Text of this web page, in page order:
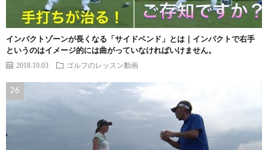
インパクトゾーンが長くなる「サイドベンド」とは｜インパクトで右手
というのはイメージ的には曲がっていなければいけません。
2018.10.03 ゴルフのレッスン動画